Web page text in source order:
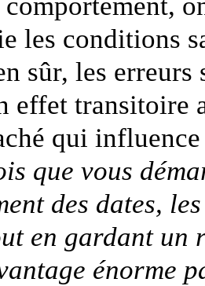
les conditions
sûr, les
effet transitoire
qui
que vous
des dates,
en gardant un
énorme